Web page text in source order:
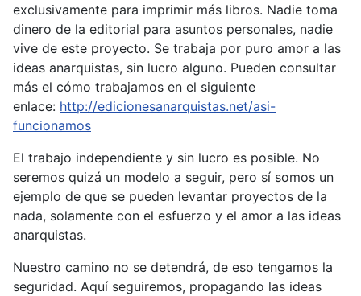
exclusivamente para imprimir más libros. Nadie toma
dinero de la editorial para asuntos personales, nadie
vive de este proyecto. Se trabaja por puro amor a las
ideas anarquistas, sin lucro alguno. Pueden consultar
más el cómo trabajamos en el siguiente
enlace: http://edicionesanarquistas.net/asi-
funcionamos
El trabajo independiente y sin lucro es posible. No
seremos quizá un modelo a seguir, pero sí somos un
ejemplo de que se pueden levantar proyectos de la
nada, solamente con el esfuerzo y el amor a las ideas
anarquistas.
Nuestro camino no se detendrá, de eso tengamos la
seguridad. Aquí seguiremos, propagando las ideas